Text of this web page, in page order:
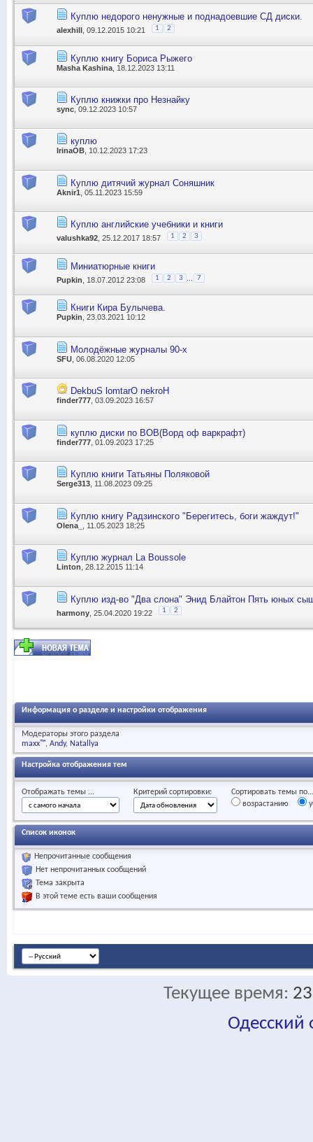
Куплю недорого ненужные и поднадоевшие СД диски.
alexhill , 09.12.2015 10:21 1 2
Куплю книгу Бориса Рыжего
Masha Kashina , 18.12.2023 13:11
Куплю книжки про Незнайку
sync , 09.12.2023 10:57
куплю
IrinaOB, 10.12.2023 17:23
Куплю дитячий журнал Соняшник
Aknir1 , 05.11.2023 15:59
Куплю английские учебники и книги
valushka92 , 25.12.2017 18:57 1 2 3
Миниатюрные книги
Pupkin , 18.07.2012 23:08 1 2 3 7
Книги Кира Булычева.
Pupkin , 23.03.2021 10:12
Молодёжные журналы 90-х
SFU , 06.08.2020 12:05
DekbuS lomtarO nekroH
finder777 , 03.09.2023 16:57
куплю диски по ВОВ(Ворд оф варкрафт)
finder777 , 01.09.2023 17:25
Куплю книги Татьяны Поляковой
Serge313 , 11.08.2023 09:25
Куплю книгу Радзинского "Берегитесь, боги жаждут!"
Olena_ , 11.05.2023 18:25
Куплю журнал La Boussole
Linton , 28.12.2015 11:14
Куплю изд-во "Два слона" Энид Блайтон Пять юных
harmony , 25.04.2020 19:22 1 2
Информация о разделе и настройки отображения
Модераторы этого раздела
maxx™ Andy Natallya
Настройка отображения тем
Отображать темы ... Критерий сортировки:
Сортировать темы по...
возрастанию
Список иконок
Непрочитанные сообщения
Нет непрочитанных сообщений
Тема закрыта
В этой теме есть ваши сообщения
Текущее время:
Одесский